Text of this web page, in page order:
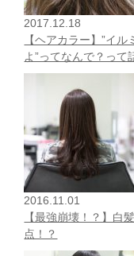
2017.12.18
【ヘアカラー】”イ
よ”ってなんで？って
2016.11.01
【最強崩壊！？】白
点！？